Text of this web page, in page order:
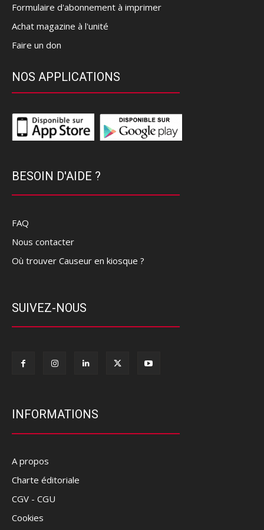
Formulaire d'abonnement à imprimer
Achat magazine à l'unité
Faire un don
NOS APPLICATIONS
BESOIN D'AIDE ?
FAQ
Nous contacter
Où trouver Causeur en kiosque ?
SUIVEZ-NOUS
INFORMATIONS
A propos
Charte éditoriale
CGV - CGU
Cookies